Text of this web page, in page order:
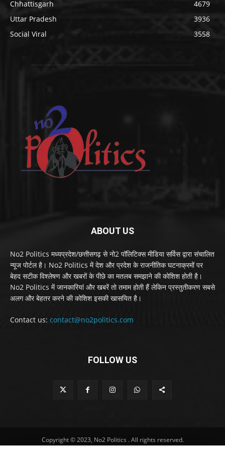
Chhattisgarh
4679
Uttar Pradesh
3936
Social Viral
3558
ABOUT US
No2 Politics मध्यप्रदेश/छत्तीसगढ़ से नो2 पॉलिटिक्स मीडिया सर्विस द्वारा संचालित
न्यूज पोर्टल है। No2 Politics में देश और प्रदेश के राजनीतिक घटनाक्रमों पर
बेहद सटीक विश्लेषण और खबरों के पीछे का मतलब समझाने की कोशिश होती है।
No2 Politics में जानकारियां और खबरें तो तमाम होती हैं लेकिन प्रस्तुतीकरण सबसे
अलग और बेहतर करने की कोशिश इसकी खासयित है।
Contact us: contact@no2politics.com
FOLLOW US
Copyright © 2023, No2 Politics . All rights reserved.